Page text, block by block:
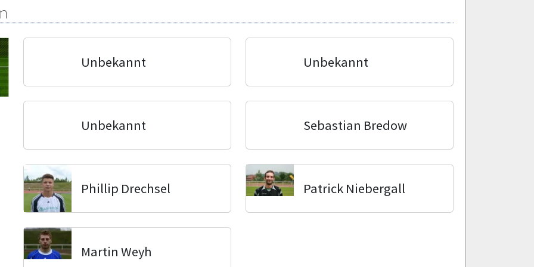
Unbekannt Unbekannt
Unbekannt Sebastian Bredow
Phillip Drechsel Patrick Niebergall
Martin Weyh